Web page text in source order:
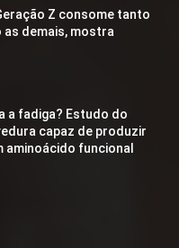
Z consome tanto
demais, mostra
a fadiga? Estudo do
capaz de produzir
aminoácido funcional